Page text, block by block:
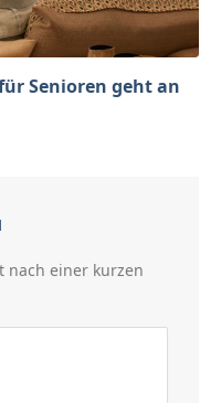
Senioren geht an
nach einer kurzen